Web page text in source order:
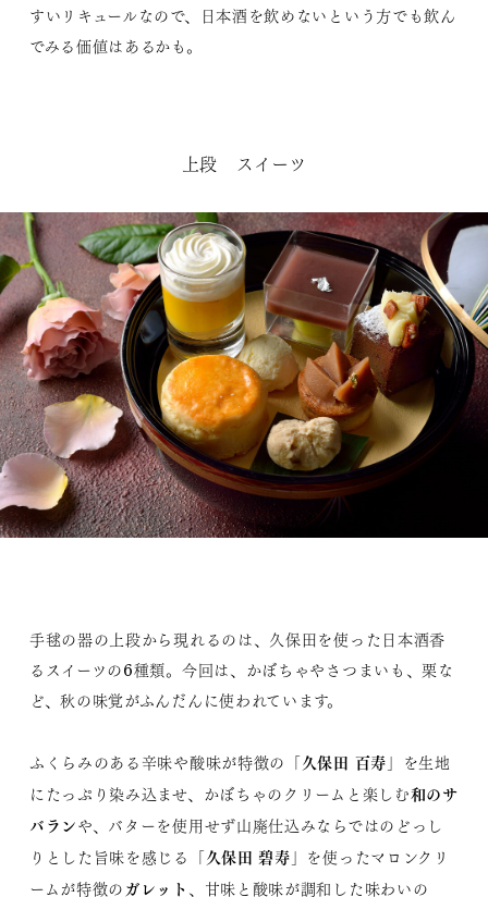
すいリキュールなので、日本酒を飲めないという方でも飲ん
でみる価値はあるかも。
上段 スイーツ
手毬の器の上段から現れるのは、久保田を使った日本酒香
るスイーツの6種類。今回は、かぼちゃやさつまいも、栗な
ど、秋の味覚がふんだんに使われています。
ふくらみのある辛味や酸味が特徴の「久保田 百寿 」を生地
にたっぷり染み込ませ、かぼちゃのクリームと楽しむ和のサ
バランや、バターを使用せず山廃仕込みならではのどっし
りとした旨味を感じる「久保田 碧寿 」を使ったマロンクリ
ームが特徴の ガレット 、甘味と酸味が調和した味わいの